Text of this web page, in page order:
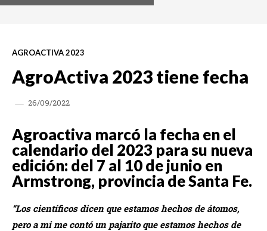
AGROACTIVA 2023
AgroActiva 2023 tiene fecha
26/09/2022
Agroactiva marcó la fecha en el
calendario del 2023 para su nueva
edición: del 7 al 10 de junio en
Armstrong, provincia de Santa Fe.
“Los científicos dicen que estamos hechos de átomos,
pero a mi me contó un pajarito que estamos hechos de